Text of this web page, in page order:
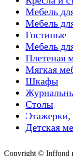
Мебель
Мебель
Гостиные
Мебель
Плетеная
Мягкая
Шкафы
Столы
Детская
Copyright © Inffond